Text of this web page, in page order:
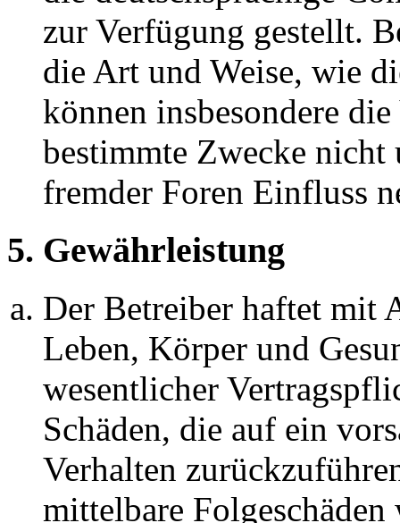
zur Verfügung gestellt.
die Art und Weise, wie
können insbesondere
bestimmte Zwecke nicht
fremder Foren Einfluss
5. Gewährleistung
Der Betreiber haftet mit
Leben, Körper und
wesentlicher
Schäden, die auf ein
Verhalten
mittelbare Folgeschäden